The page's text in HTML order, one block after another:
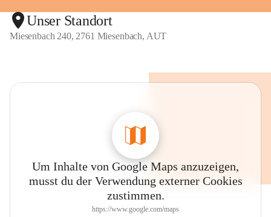
Unser Standort
Miesenbach 240, 2761 Miesenbach, AUT
Um Inhalte von Google Maps anzuzeigen,
musst du der Verwendung externer Cookies
zustimmen.
https://www.google.com/maps